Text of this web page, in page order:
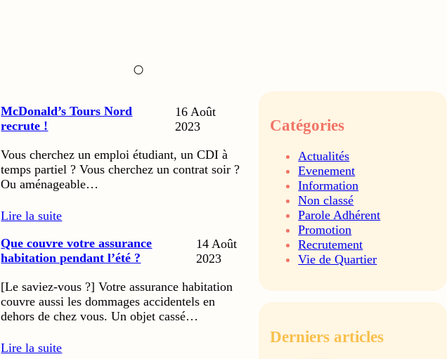
McDonald’s Tours Nord
recrute !
16 Août
2023
Vous cherchez un emploi étudiant, un CDI à
temps partiel ? Vous cherchez un contrat soir ?
Ou aménageable…
Lire la suite
Que couvre votre assurance
habitation pendant l’été ?
14 Août
2023
[Le saviez-vous ?] Votre assurance habitation
couvre aussi les dommages accidentels en
dehors de chez vous. Un objet cassé…
Lire la suite
Catégories
Actualités
Evenement
Information
Non classé
Parole Adhérent
Promotion
Recrutement
Vie de Quartier
Derniers articles